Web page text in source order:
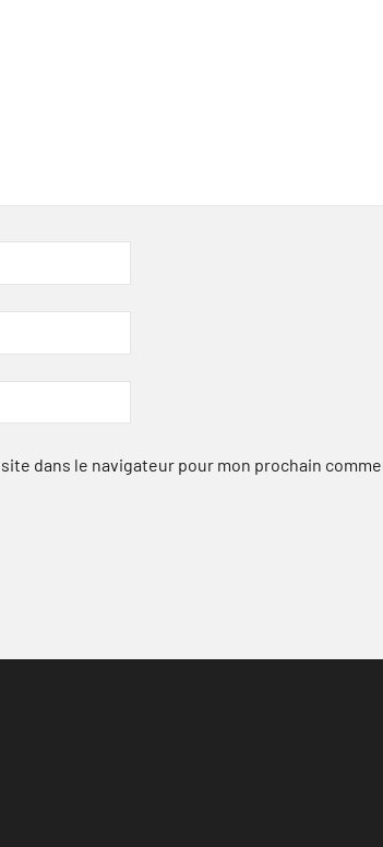
dans le navigateur pour mon prochain